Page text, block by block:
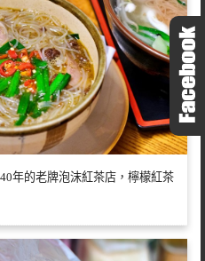
年的老牌泡沫紅茶店，檸檬紅茶